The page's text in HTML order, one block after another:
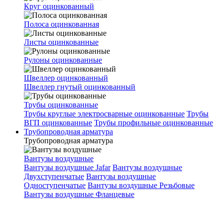
Круг оцинкованный
Полоса оцинкованная
Листы оцинкованные
Рулоны оцинкованные
Швеллер оцинкованный
Швеллер гнутый оцинкованный
Трубы оцинкованные
Трубы круглые электросварные оцинкованные Трубы
ВГП оцинкованные Трубы профильные оцинкованные
Трубопроводная арматура
Трубопроводная арматура
Вантузы воздушные
Вантузы воздушные Jafar Вантузы воздушные
Двухступенчатые Вантузы воздушные
Одноступенчатые Вантузы воздушные Резьбовые
Вантузы воздушные Фланцевые